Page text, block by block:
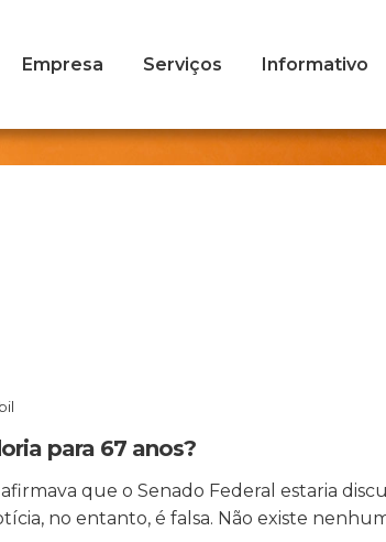
Empresa Serviços Informativo
para 67 anos?
que o Senado Federal estaria
no entanto, é falsa. Não existe